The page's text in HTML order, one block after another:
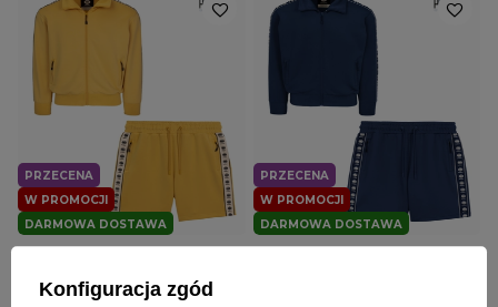
W PROMOCJI
PRZECENA
DARMOWA DOSTAWA
Bull Powers żółty
W PROMOCJI
PRZECENA
DARMOWA DOSTAWA
Konfiguracja zgód